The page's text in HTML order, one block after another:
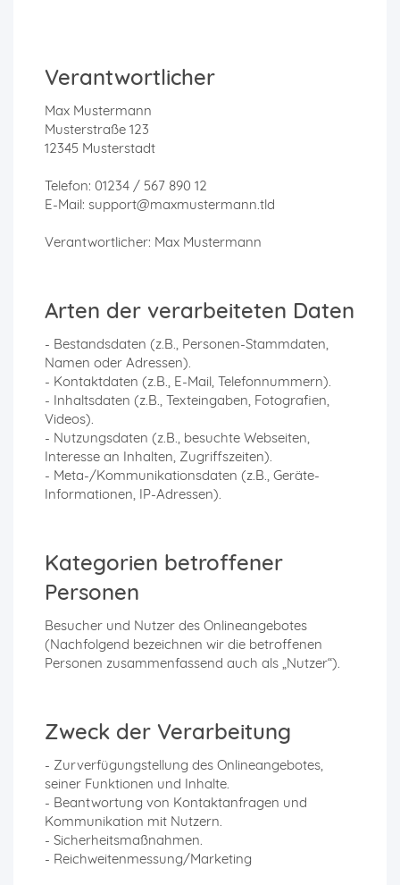
Verantwortlicher
Max Mustermann
Musterstraße 123
12345 Musterstadt
Telefon: 01234 / 567 890 12
E-Mail: support@maxmustermann.tld
Verantwortlicher: Max Mustermann
Arten der verarbeiteten Daten
- Bestandsdaten (z.B., Personen-Stammdaten,
Namen oder Adressen).
- Kontaktdaten (z.B., E-Mail, Telefonnummern).
- Inhaltsdaten (z.B., Texteingaben, Fotografien,
Videos).
- Nutzungsdaten (z.B., besuchte Webseiten,
Interesse an Inhalten, Zugriffszeiten).
- Meta-/Kommunikationsdaten (z.B., Geräte-
Informationen, IP-Adressen).
Kategorien betroffener
Personen
Besucher und Nutzer des Onlineangebotes
(Nachfolgend bezeichnen wir die betroffenen
Personen zusammenfassend auch als „Nutzer“).
Zweck der Verarbeitung
- Zurverfügungstellung des Onlineangebotes,
seiner Funktionen und Inhalte.
- Beantwortung von Kontaktanfragen und
Kommunikation mit Nutzern.
- Sicherheitsmaßnahmen.
- Reichweitenmessung/Marketing